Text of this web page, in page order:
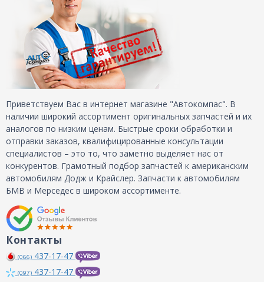
Приветствуем Вас в интернет магазине "Автокомпас". В
наличии широкий ассортимент оригинальных запчастей и их
аналогов по низким ценам. Быстрые сроки обработки и
отправки заказов, квалифицированные консультации
специалистов – это то, что заметно выделяет нас от
конкурентов. Грамотный подбор запчастей к американским
автомобилям Додж и Крайслер. Запчасти к автомобилям
БМВ и Мерседес в широком ассортименте.
Контакты
(066) 437-17-47
(097) 437-17-47